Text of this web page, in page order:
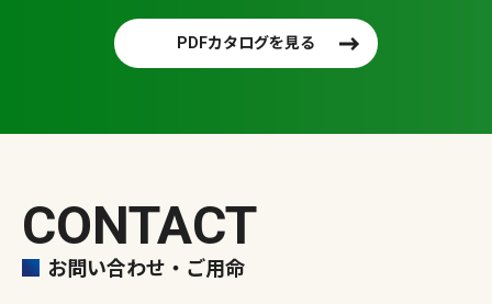
PDFカタログを見る
CONTACT
お問い合わせ・ご用命